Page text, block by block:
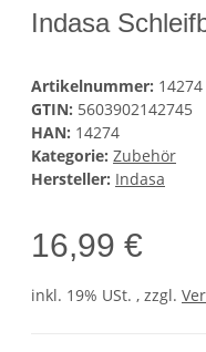
Indasa
Artikelnummer: 14274
GTIN: 5603902142745
HAN: 14274
Kategorie: Zubehör
Hersteller: Indasa
16,99 €
inkl. 19% USt. , zzgl.